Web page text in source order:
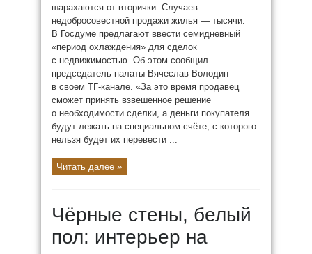
шарахаются от вторички. Случаев
недобросовестной продажи жилья — тысячи.
В Госдуме предлагают ввести семидневный
«период охлаждения» для сделок
с недвижимостью. Об этом сообщил
председатель палаты Вячеслав Володин
в своем ТГ-канале. «За это время продавец
сможет принять взвешенное решение
о необходимости сделки, а деньги покупателя
будут лежать на специальном счёте, с которого
нельзя будет их перевести ...
Читать далее »
Чёрные стены, белый
пол: интерьер на